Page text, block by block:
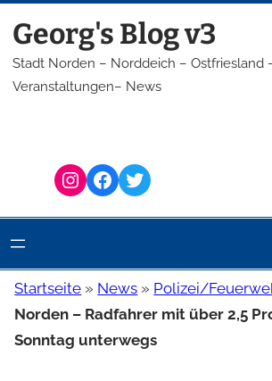
Inhalt
springen
Georg's Blog v3
Stadt Norden – Norddeich – Ostfriesland
Veranstaltungen– News
Instagram Facebook Twitter
Startseite » News » Polizei/
Norden – Radfahrer mit über 2,5
Sonntag unterwegs